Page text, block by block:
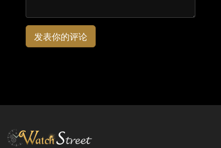
发表你的评论